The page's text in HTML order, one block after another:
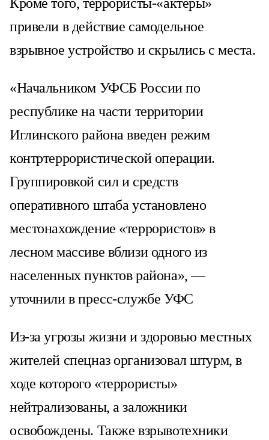
привели в действие самодельное
взрывное устройство и скрылись с места.
«Начальником УФСБ России по
республике на части территории
Иглинского района введен режим
контртеррористической операции.
Группировкой сил и средств
оперативного штаба установлено
местонахождение «террористов» в
лесном массиве вблизи одного из
населенных пунктов района», —
уточнили в пресс-службе УФС
Из-за угрозы жизни и здоровью местных
жителей спецназ организовал штурм, в
ходе которого «террористы»
нейтрализованы, а заложники
освобождены. Также взрывотехники